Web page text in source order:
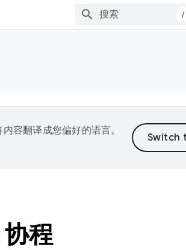
/
容翻译成您偏好的语言。
程